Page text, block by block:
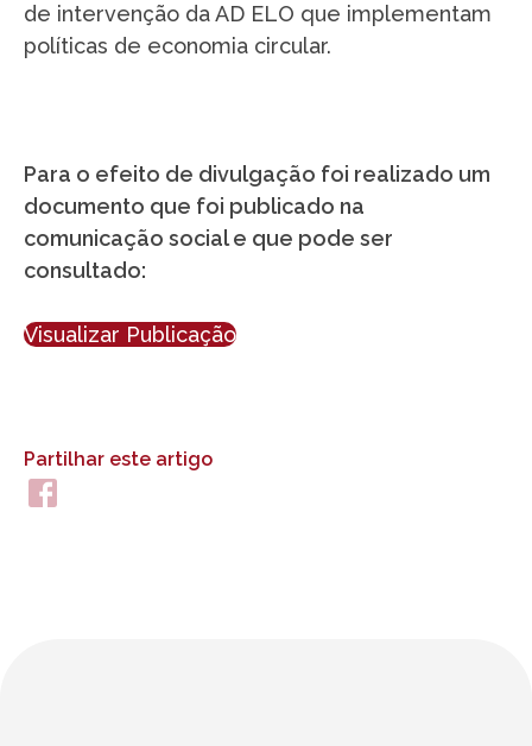
de intervenção da AD ELO que implementam
políticas de economia circular.
Para o efeito de divulgação foi realizado um
documento que foi publicado na
comunicação social e que pode ser
consultado:
Visualizar Publicação
Partilhar este artigo